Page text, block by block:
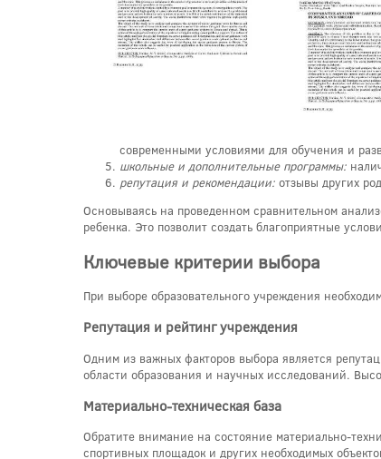
современными условиями для обучения и
школьные и дополнительные программы:
репутация и рекомендации: отзывы других
Основываясь на проведенном сравнительном
ребенка. Это позволит создать благоприятные
Ключевые критерии выбора
При выборе образовательного учреждения
Репутация и рейтинг учреждения
Одним из важных факторов выбора является
области образования и научных исследований.
Материально-техническая база
Обратите внимание на состояние материально-
спортивных площадок и других необходимых